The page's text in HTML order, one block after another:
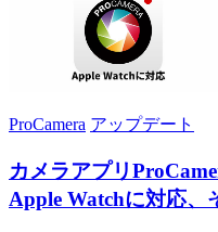
ProCamera アップデート
カメラアプリ
Apple Watchに対応、